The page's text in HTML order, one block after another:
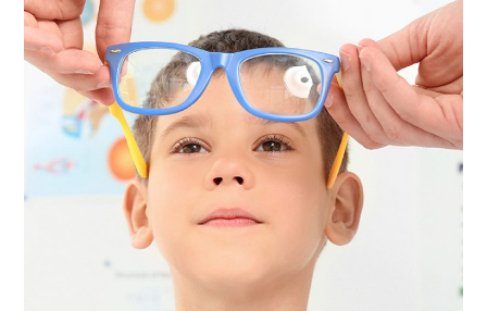
Servicio de optometría,
salud visual